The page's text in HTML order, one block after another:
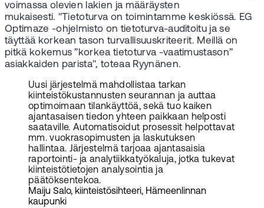
voimassa olevien lakien ja määräysten
mukaisesti. "Tietoturva on toimintamme keskiössä. EG
Optimaze -ohjelmisto on tietoturva-auditoitu ja se
täyttää korkean tason turvallisuuskriteerit. Meillä on
pitkä kokemus ”korkea tietoturva -vaatimustason”
asiakkaiden parista", toteaa Ryynänen.
Uusi järjestelmä mahdollistaa tarkan
kiinteistökustannusten seurannan ja auttaa
optimoimaan tilankäyttöä, sekä tuo kaiken
ajantasaisen tiedon yhteen paikkaan helposti
saataville. Automatisoidut prosessit helpottavat
mm. vuokrasopimusten ja laskutuksen
hallintaa. Järjestelmä tarjoaa ajantasaisia
raportointi- ja analytiikkatyökaluja, jotka tukevat
kiinteistötietojen analysointia ja
päätöksentekoa.
Maiju Salo, kiinteistösihteeri, Hämeenlinnan
kaupunki